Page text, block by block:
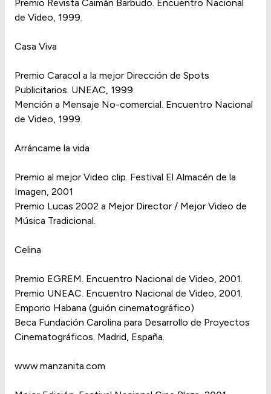
Premio Revista Caimán Barbudo. Encuentro Nacional
de Video, 1999.
Casa Viva
Premio Caracol a la mejor Dirección de Spots
Publicitarios. UNEAC, 1999.
Mención a Mensaje No-comercial. Encuentro Nacional
de Video, 1999.
Arráncame la vida
Premio al mejor Video clip. Festival El Almacén de la
Imagen, 2001
Premio Lucas 2002 a Mejor Director / Mejor Video de
Música Tradicional.
Celina
Premio EGREM. Encuentro Nacional de Video, 2001.
Premio UNEAC. Encuentro Nacional de Video, 2001.
Emporio Habana (guión cinematográfico)
Beca Fundación Carolina para Desarrollo de Proyectos
Cinematográficos. Madrid, España.
www.manzanita.com